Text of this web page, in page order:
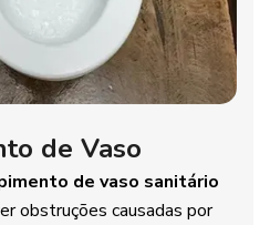
de Vaso
de vaso sanitário
obstruções causadas por